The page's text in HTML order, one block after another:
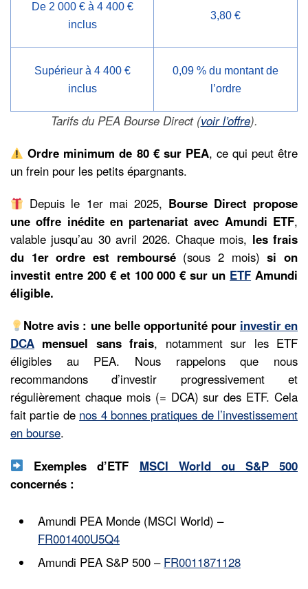
De 2 000 € à 4 400 €
inclus
3,80 €
Supérieur à 4 400 €
inclus
0,09 % du montant de
l’ordre
Tarifs du PEA Bourse Direct (voir l’offre).
Ordre minimum de 80 € sur PEA, ce qui peut être
un frein pour les petits épargnants.
Depuis le 1er mai 2025, Bourse Direct propose
une offre inédite en partenariat avec Amundi ETF,
valable jusqu’au 30 avril 2026. Chaque mois, les frais
du 1er ordre est remboursé (sous 2 mois) si on
investit entre 200 € et 100 000 € sur un ETF Amundi
éligible.
Notre avis : une belle opportunité pour investir en
DCA mensuel sans frais, notamment sur les ETF
éligibles au PEA. Nous rappelons que nous
recommandons d’investir progressivement et
régulièrement chaque mois (= DCA) sur des ETF. Cela
fait partie de nos 4 bonnes pratiques de l’investissement
en bourse.
Exemples d’ETF MSCI World ou S&P 500
concernés :
Amundi PEA Monde (MSCI World) –
FR001400U5Q4
Amundi PEA S&P 500 – FR0011871128